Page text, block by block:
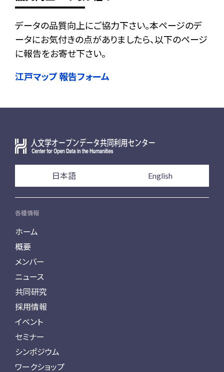
データの品質向上にご協力下さい。本ページのデ
ータにお気付きの点がありましたら、以下のページ
に報告をお寄せ下さい。
江戸マップ 報告フォーム
日本語 English
各種情報
ホーム
概要
メンバー
ニュース
共同研究
採用情報
イベント
セミナー
シンポジウム
ワークショップ